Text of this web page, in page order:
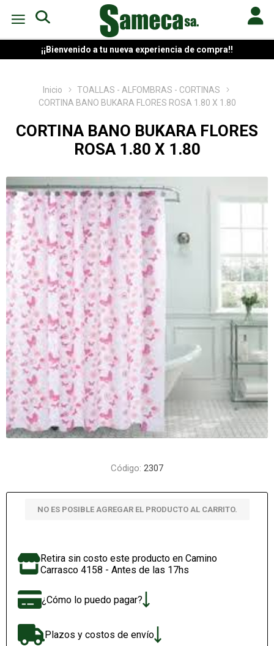
¡¡Bienvenido a tu nueva experiencia de compra!!
Inicio
TOALLAS - ALFOMBRAS - CORTINAS
CORTINA BANO BUKARA FLORES ROSA 1.80 X 1.80
CORTINA BANO BUKARA FLORES
ROSA 1.80 X 1.80
Código: 2307
NO ES POSIBLE AGREGAR EL PRODUCTO AL CARRITO.
Retira sin costo este producto en Camino
Carrasco 4158 - Antes de las 17hs
¿Cómo lo puedo pagar?
Plazos y costos de envío